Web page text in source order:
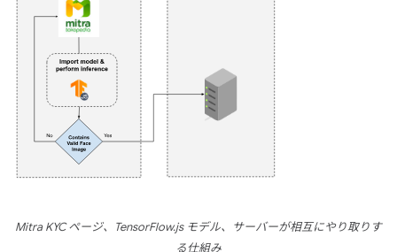
Mitra KYC ページ、TensorFlow.js モデル、サーバーが相互にやり取りす
る仕組み